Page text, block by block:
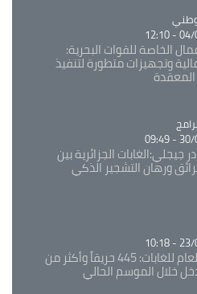
الخاصة للقوات البحرية:
وتجهيزات متطورة لتنفيذ
جيجلي:الغابات الجزائرية بين
ورهان التشجير الذكي
المدير العام للغابات: 445 حريقاً وأكثر من